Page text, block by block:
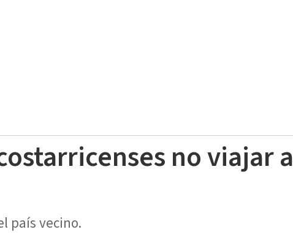
no viajar a
país vecino.